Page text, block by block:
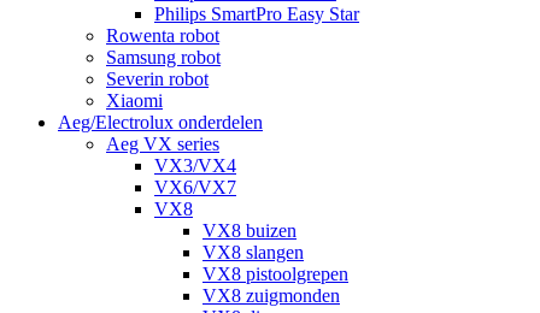
Philips SmartPro Easy Star
Rowenta robot
Samsung robot
Severin robot
Xiaomi
Aeg/Electrolux onderdelen
Aeg VX series
VX3/VX4
VX6/VX7
VX8
VX8 buizen
VX8 slangen
VX8 pistoolgrepen
VX8 zuigmonden